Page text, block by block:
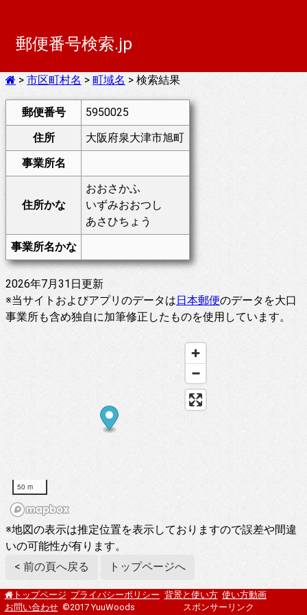
郵便番号検索.jp
> 市区町村名 > 町域名 > 検索結果
郵便番号
5950025
住所
大阪府泉大津市旭町
事業所名
住所かな
おおさかふ
いずみおおつし
あさひちょう
事業所名かな
2026年7月31日更新
※当サイトおよびアプリのデータは日本郵便のデータを大口
事業所も含め独自に加筆修正したものを使用しています。
50 m
※地図の表示は推定位置を表示しておりますので誤差や間違
いの可能性が有ります。
< 前の頁へ戻る
トップページへ
トップページ プライバシーポリシー 背景と使い方 使い方動画
お問い合わせ ©2017 YuuWoods スポンサーリンク